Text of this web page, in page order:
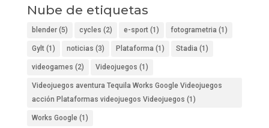
Nube de etiquetas
blender(5) cycles (2) e-sport(1) fotogrametria(1)
Gylt(1) noticias (3) Plataforma(1) Stadia(1)
videogames (2) Videojuegos (1)
Videojuegos aventura Tequila Works Google Videojuegos
acción Plataformas videojuegos Videojuegos (1)
Works Google(1)